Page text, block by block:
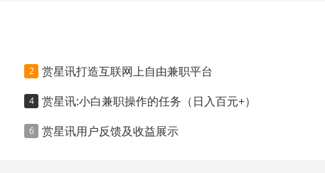
赏星讯打造互联网上自由兼职平台
赏星讯:小白兼职操作的任务（日入百元+）
赏星讯用户反馈及收益展示